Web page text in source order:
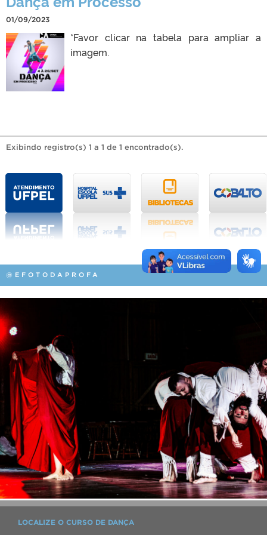
01/09/2023
*Favor clicar na tabela para ampliar a
imagem.
Exibindo registro(s) 1 a 1 de 1 encontrado(s).
@EFOTODAPROFA
LOCALIZE O CURSO DE DANÇA